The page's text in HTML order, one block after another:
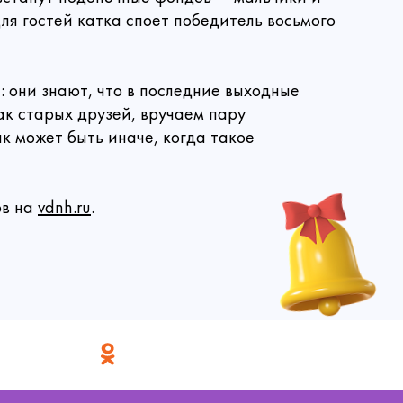
гостей катка споет победитель восьмого
знают, что в последние выходные
старых друзей, вручаем пару
может быть иначе, когда такое
на vdnh.ru.
что
и